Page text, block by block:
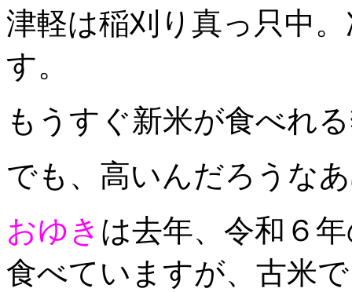
津軽は稲刈り真っ只中
す。
もうすぐ新米が食べれ
でも、高いんだろうなあ
おゆき は去年、令和６
食べていますが、古米